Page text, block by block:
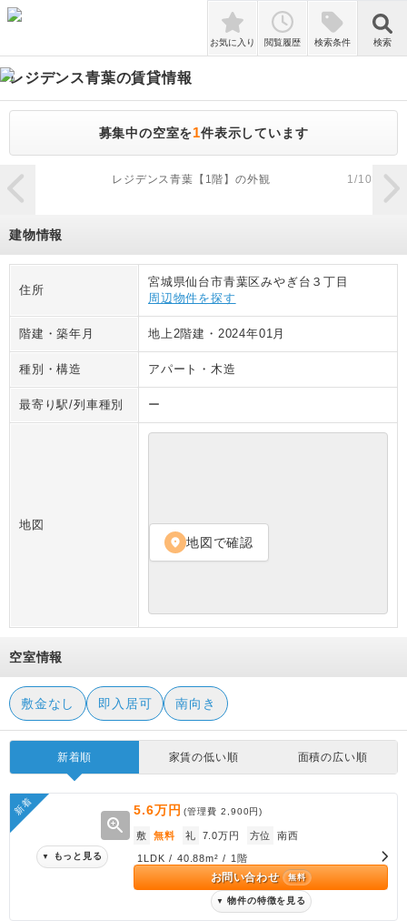
検索
お気に入り 閲覧履歴 検索条件 検索
レジデンス青葉の賃貸情報
募集中の空室を1件表示しています
zoom_in
レジデンス青葉【1階】の外観 1/10
建物情報
住所
宮城県仙台市青葉区みやぎ台３丁目
周辺物件を探す
階建・築年月 地上2階建 ・ 2024年01月
種別・構造 アパート ・ 木造
最寄り駅/列車種別 ー
地図
location_on 地図で確認
空室情報
敷金なし 即入居可 南向き
新着順 家賃の低い順 面積の広い順
新着
zoom_in
▼ もっと見る
5.6万円 (管理費2,900円)
敷 無料 礼 7.0万円 方位 南西
1LDK / 40.88m² / 1階
お問い合わせ 無料
▼ 物件の特徴を見る